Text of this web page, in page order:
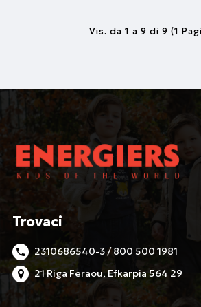
Vis. da 1 a 9 di 9 (1
Trovaci
2310686540-3 / 800 500 1981
21 Riga Feraou, Efkarpia 564 29